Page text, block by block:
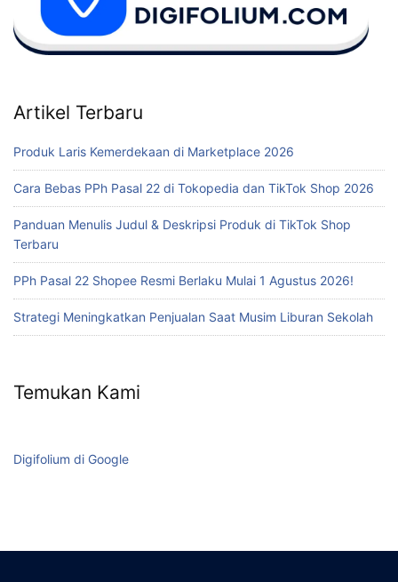
Artikel Terbaru
Produk Laris Kemerdekaan di Marketplace 2026
Cara Bebas PPh Pasal 22 di Tokopedia dan TikTok Shop 2026
Panduan Menulis Judul & Deskripsi Produk di TikTok Shop
Terbaru
PPh Pasal 22 Shopee Resmi Berlaku Mulai 1 Agustus 2026!
Strategi Meningkatkan Penjualan Saat Musim Liburan Sekolah
Temukan Kami
Digifolium di Google